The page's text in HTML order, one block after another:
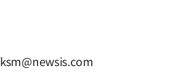
ksm@newsis.com